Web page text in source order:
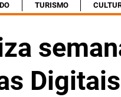
TURISMO
Digitais